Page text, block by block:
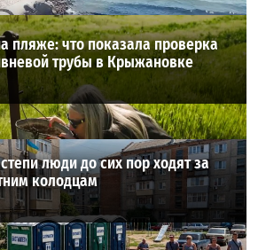
пляже: что показала проверка
трубы в Крыжановке
люди до сих пор ходят за
колодцам